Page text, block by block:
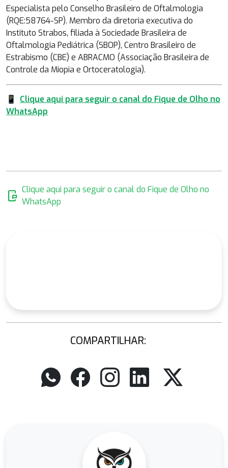
Especialista pelo Conselho Brasileiro de Oftalmologia
(RQE:58764-SP). Membro da diretoria executiva do
Instituto Strabos, filiada à Sociedade Brasileira de
Oftalmologia Pediátrica (SBOP), Centro Brasileiro de
Estrabismo (CBE) e ABRACMO (Associação Brasileira de
Controle da Miopia e Ortoceratologia).
📱
Clique aqui para seguir o canal do Fique de Olho no
WhatsApp
mobile_chat Clique aqui para seguir o canal do Fique de Olho no
WhatsApp
COMPARTILHAR: